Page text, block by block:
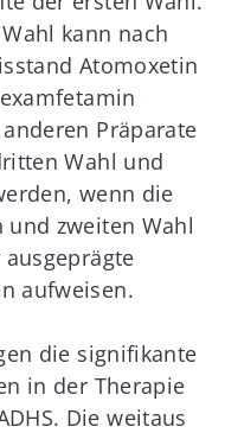
kann nach
Atomoxetin
Präparate
Wahl und
wenn die
zweiten Wahl
aufweisen.
die signifikante
in der Therapie
Die weitaus